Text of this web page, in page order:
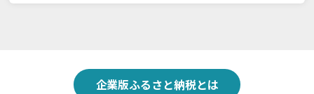
企業版ふるさと納税とは